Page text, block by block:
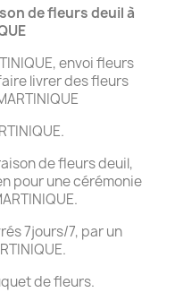
de fleurs deuil à
envoi fleurs
livrer des fleurs
de fleurs deuil,
pour une cérémonie
7jours/7, par un
de fleurs.